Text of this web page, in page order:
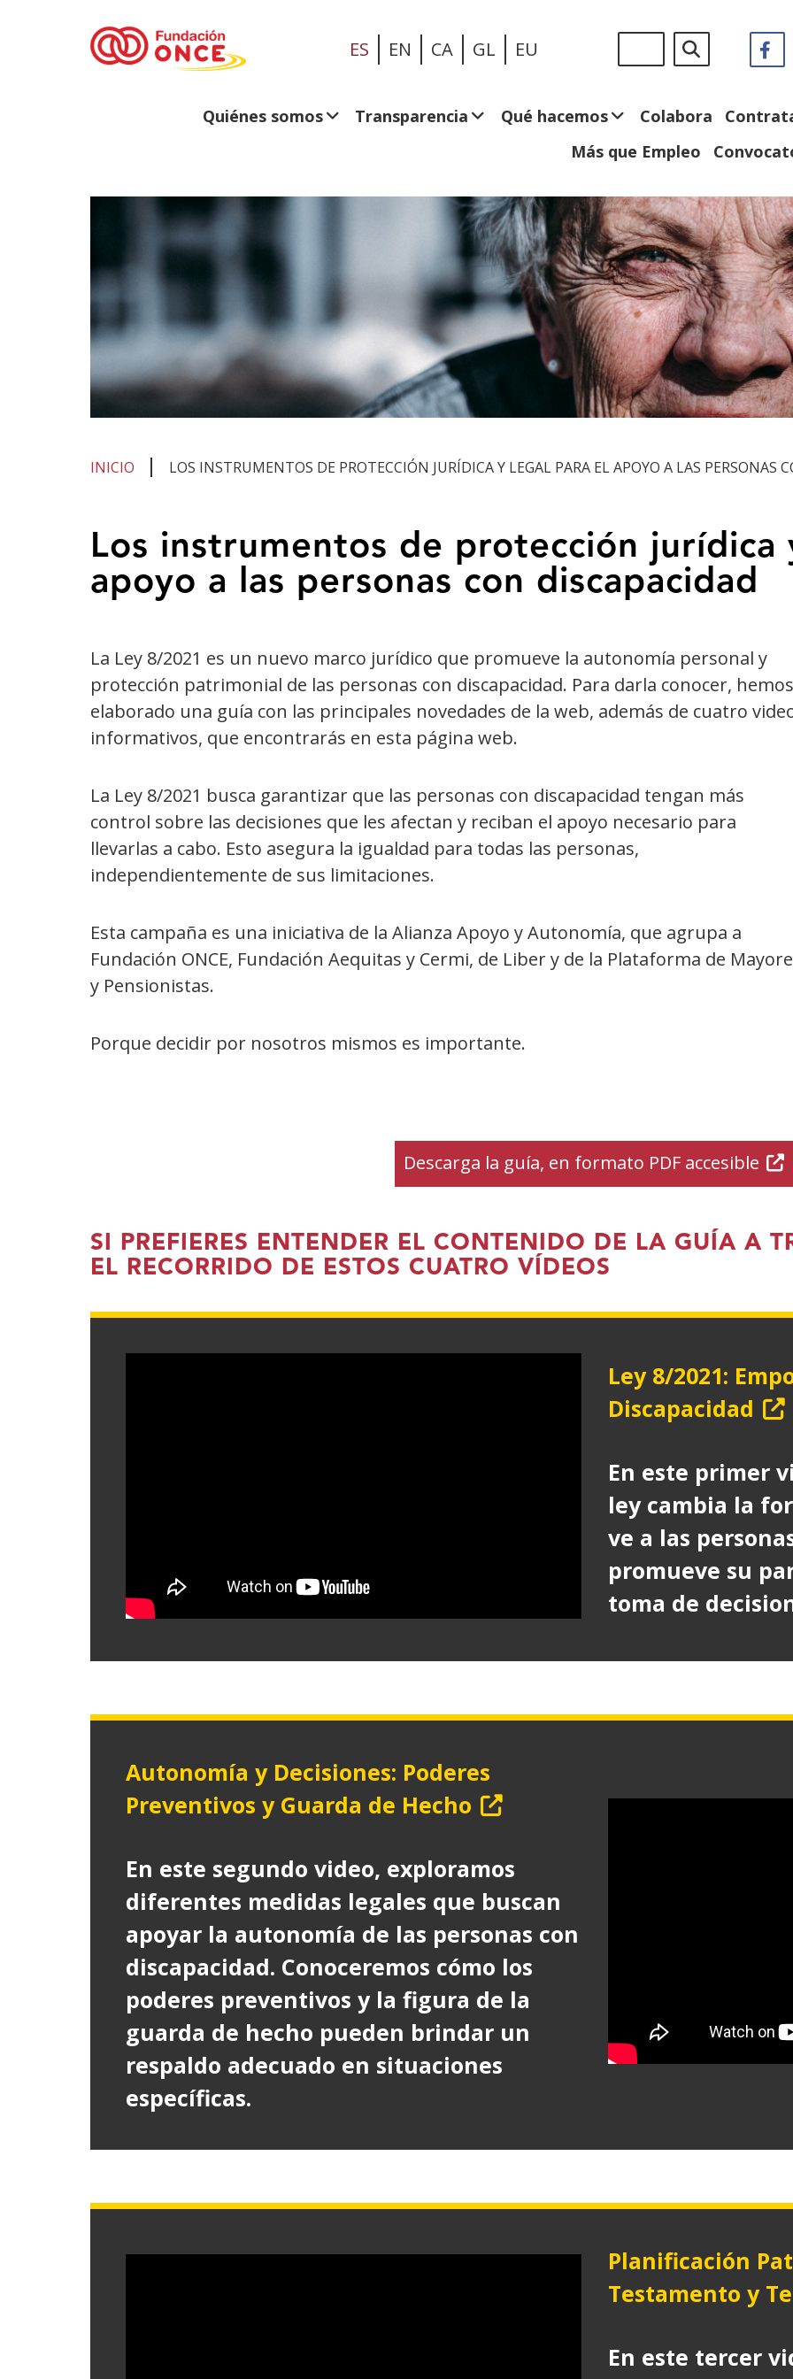
ES EN CA GL EU
en:
Quiénes somos Transparencia Qué hacemos Colabora
Más que Empleo
INICIO LOS INSTRUMENTOS DE PROTECCIÓN JURÍDICA Y LEGAL PARA EL APOYO A LAS PERSONAS
encuentrasLos instrumentos de protección jurídica
apoyo a las personas con discapacidad
La Ley 8/2021 es un nuevo marco jurídico que promueve la autonomía personal y
protección patrimonial de las personas con discapacidad. Para darla conocer, hemos
elaborado una guía con las principales novedades de la web, además de cuatro
informativos, que encontrarás en esta página web.
La Ley 8/2021 busca garantizar que las personas con discapacidad tengan más
control sobre las decisiones que les afectan y reciban el apoyo necesario para
llevarlas a cabo. Esto asegura la igualdad para todas las personas,
independientemente de sus limitaciones.
Esta campaña es una iniciativa de la Alianza Apoyo y Autonomía, que agrupa a
Fundación ONCE, Fundación Aequitas y Cermi, de Liber y de la Plataforma de
y Pensionistas.
Porque decidir por nosotros mismos es importante.
Descarga la guía, en formato PDF accesible
en
SI PREFIERES ENTENDER EL CONTENIDO DE LA GUÍA A
EL RECORRIDO DE ESTOS CUATRO VÍDEOS
Ley 8/2021:
Discapacidad
En este primer
ley cambia la
ve a las
promueve su
toma de
Autonomía y Decisiones: Poderes
Preventivos y Guarda de Hecho (Abre
nueva
ventana)
En este segundo video, exploramos
diferentes medidas legales que buscan
apoyar la autonomía de las personas con
discapacidad. Conoceremos cómo los
poderes preventivos y la figura de la
guarda de hecho pueden brindar un
respaldo adecuado en situaciones
específicas.
Planificación
Testamento y
En este tercer